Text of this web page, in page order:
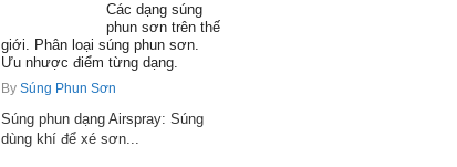
Các dạng súng
phun sơn trên thế
giới. Phân loại súng phun sơn.
Ưu nhược điểm từng dạng.
By Súng Phun Sơn
Súng phun dạng Airspray: Súng
dùng khí để xé sơn...